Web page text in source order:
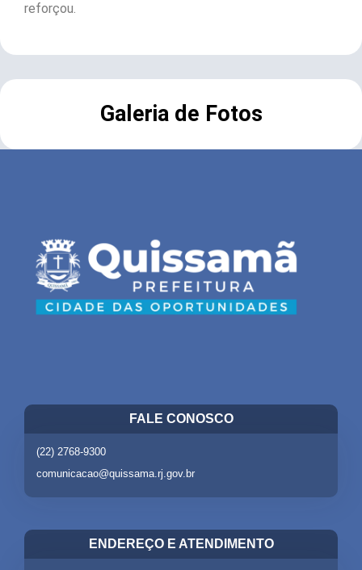
reforçou.
Galeria de Fotos
FALE CONOSCO
(22) 2768-9300
comunicacao@quissama.rj.gov.br
ENDEREÇO E ATENDIMENTO